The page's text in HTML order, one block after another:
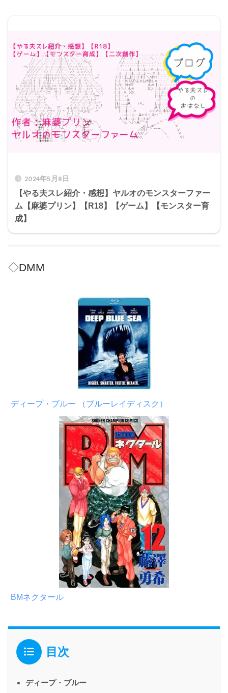
2024年5月8日
【やる夫スレ紹介・感想】ヤルオのモンスターファー
ム【麻婆プリン】【R18】【ゲーム】【モンスター育
成】
◇DMM
ディープ・ブルー （ブルーレイディスク）
BMネクタール
目次
ディープ・ブルー